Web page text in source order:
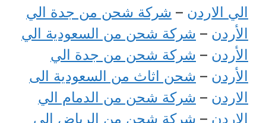
الي الاردن – شركة شحن من جدة الي
الأردن – شركة شحن من السعودية الي
الأردن – شركة شحن من جدة الي
الأردن – شحن اثاث من السعودية الى
الاردن – شركة شحن من الدمام الي
الاردن – شركة شحن من الرياض الي